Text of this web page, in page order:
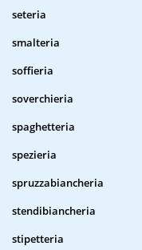
seteria
smalteria
soffieria
soverchieria
spaghetteria
spezieria
spruzzabiancheria
stendibiancheria
stipetteria